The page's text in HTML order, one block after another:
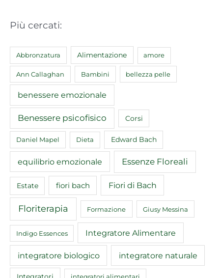
Più cercati:
Abbronzatura Alimentazione amore
Ann Callaghan Bambini bellezza pelle
benessere emozionale
Benessere psicofisico Corsi
Daniel Mapel Dieta Edward Bach
equilibrio emozionale Essenze Floreali
Estate fiori bach Fiori di Bach
Floriterapia Formazione Giusy Messina
Indigo Essences Integratore Alimentare
integratore biologico integratore naturale